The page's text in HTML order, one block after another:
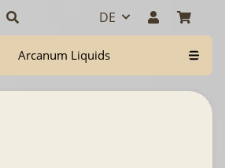
DE
Arcanum Liquids